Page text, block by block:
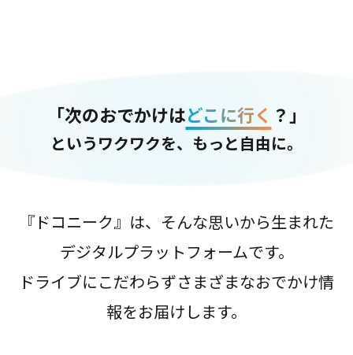
「次のおでかけはどこに行く ？」
というワクワクを、もっと自由に。
『ドコニーク』は、そんな思いから生まれた
デジタルプラットフォームです。
ドライブにこだわらずさまざまなおでかけ情
報をお届けします。